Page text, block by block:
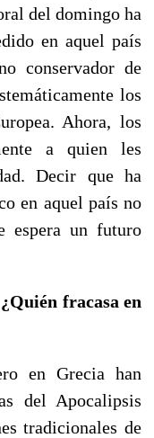
del domingo ha
en aquel país
conservador de
los
Ahora, los
a quien les
Decir que ha
en aquel país no
espera un futuro
fracasa en
en Grecia han
del Apocalipsis
tradicionales de